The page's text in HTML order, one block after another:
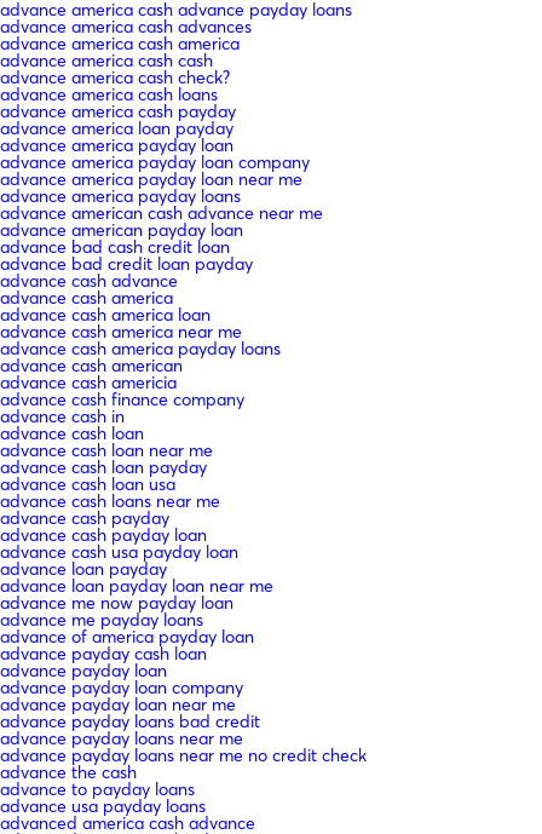
advance america cash advance payday loans
advance america cash advances
advance america cash america
advance america cash cash
advance america cash check?
advance america cash loans
advance america cash payday
advance america loan payday
advance america payday loan
advance america payday loan company
advance america payday loan near me
advance america payday loans
advance american cash advance near me
advance american payday loan
advance bad cash credit loan
advance bad credit loan payday
advance cash advance
advance cash america
advance cash america loan
advance cash america near me
advance cash america payday loans
advance cash american
advance cash americia
advance cash finance company
advance cash in
advance cash loan
advance cash loan near me
advance cash loan payday
advance cash loan usa
advance cash loans near me
advance cash payday
advance cash payday loan
advance cash usa payday loan
advance loan payday
advance loan payday loan near me
advance me now payday loan
advance me payday loans
advance of america payday loan
advance payday cash loan
advance payday loan
advance payday loan company
advance payday loan near me
advance payday loans bad credit
advance payday loans near me
advance payday loans near me no credit check
advance the cash
advance to payday loans
advance usa payday loans
advanced america cash advance